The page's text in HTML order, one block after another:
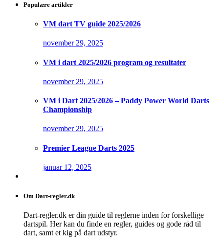
Populære artikler
VM dart TV guide 2025/2026
november 29, 2025
VM i dart 2025/2026 program og resultater
november 29, 2025
VM i Dart 2025/2026 – Paddy Power World Darts
Championship
november 29, 2025
Premier League Darts 2025
januar 12, 2025
Om Dart-regler.dk
Dart-regler.dk er din guide til reglerne inden for forskellige
dartspil. Her kan du finde en regler, guides og gode råd til
dart, samt et kig på dart udstyr.